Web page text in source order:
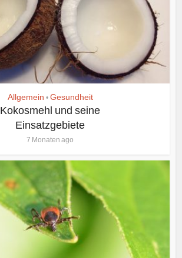
Allgemein • Gesundheit
Kokosmehl und seine
Einsatzgebiete
7 Monaten ago